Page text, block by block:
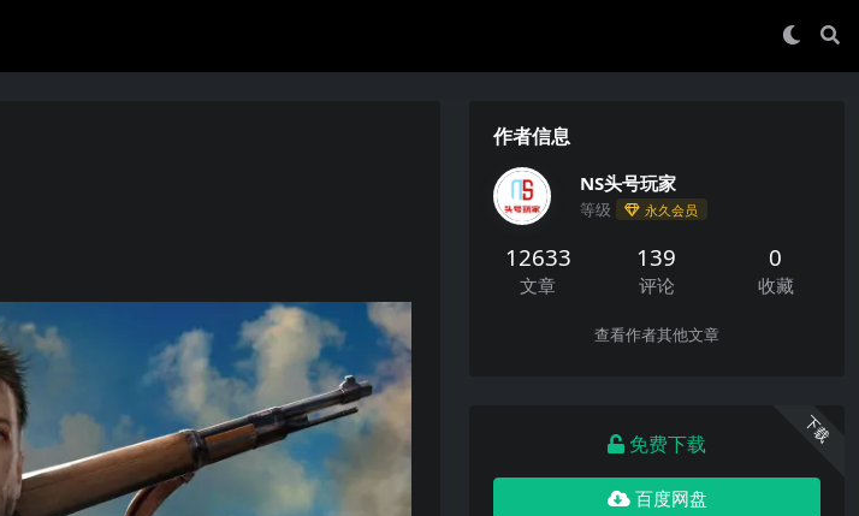
作者信息
NS头号玩家
等级 永久会员
12633
文章
139
评论
0
收藏
查看作者其他文章
下载
免费下载
百度网盘